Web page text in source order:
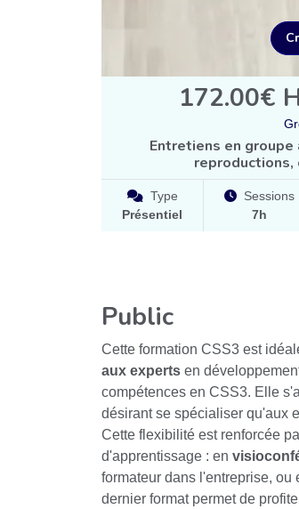
172.00€
Entretiens en
reproductions,
Type
Présentiel
Sessions
7h
Public
Cette formation CSS3 est
aux experts en
compétences en CSS3. Elle
désirant se spécialiser qu'aux
Cette flexibilité est renforcée
d'apprentissage : en
formateur dans l'entreprise,
dernier format permet de